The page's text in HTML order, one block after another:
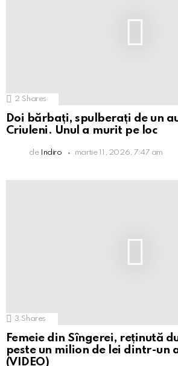
2 Shares
Doi bărbați, spulberați de un
Criuleni. Unul a murit pe loc
de Indiro martie 11, 2026, 7:47 am
3 Shares
Femeie din Sîngerei, reținută
peste un milion de lei dintr-un
(VIDEO)